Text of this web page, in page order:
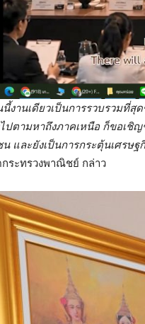
นี้งานเดียวเป็นการรวบรวมที่
ปตามหาถึงภาคเหนือ ก็ขอเชิ
และยังเป็นการกระตุ้นเศรษ
ระทรวงพาณิชย์ กล่าว